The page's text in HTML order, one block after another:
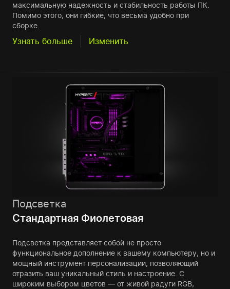
максимальную надежность и стабильность работы ПК.
Помимо этого, они гибкие, что весьма удобно при
сборке.
Узнать больше Изменить
Подсветка
Стандартная Фиолетовая
Подсветка представляет собой не просто
функциональное дополнение к вашему компьютеру, но и
мощный инструмент персонализации, позволяющий
отразить ваш уникальный стиль и настроение. С
широким выбором цветов — от живой радуги RGB,